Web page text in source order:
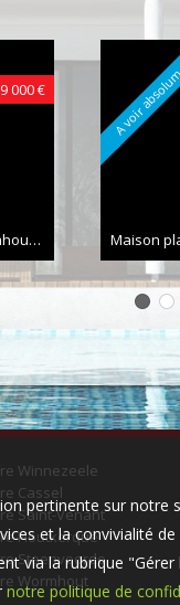
000 €
Maison plain-pied Wormhout88 m²
A voir
Winnezeele
Cassel
Saint-Venant
Houtkerque
Steenvoorde
Wormhout
pertinente sur
et la convivialité
via la rubrique
notre politique de